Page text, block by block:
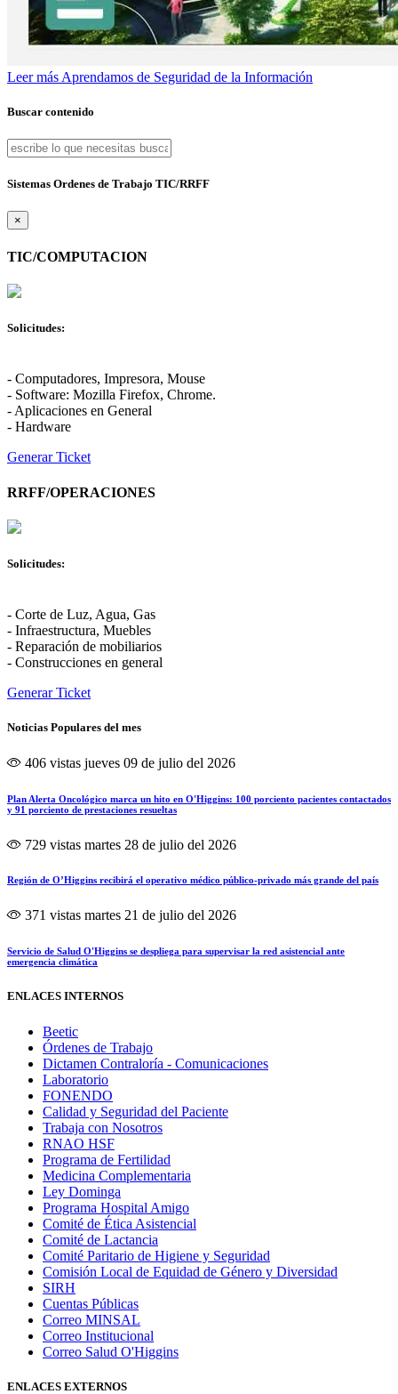
Leer más Aprendamos de Seguridad de la Información
Buscar contenido
Sistemas Ordenes de Trabajo TIC/RRFF
×
TIC/COMPUTACION
Solicitudes:
- Computadores, Impresora, Mouse
- Software: Mozilla Firefox, Chrome.
- Aplicaciones en General
- Hardware
Generar Ticket
RRFF/OPERACIONES
Solicitudes:
- Corte de Luz, Agua, Gas
- Infraestructura, Muebles
- Reparación de mobiliarios
- Construcciones en general
Generar Ticket
Noticias Populares del mes
406 vistas jueves 09 de julio del 2026
Plan Alerta Oncológico marca un hito en O'Higgins: 100 porciento pacientes contactados
y 91 porciento de prestaciones resueltas
729 vistas martes 28 de julio del 2026
Región de O’Higgins recibirá el operativo médico público-privado más grande del país
371 vistas martes 21 de julio del 2026
Servicio de Salud O'Higgins se despliega para supervisar la red asistencial ante
emergencia climática
ENLACES INTERNOS
Beetic
Órdenes de Trabajo
Dictamen Contraloría - Comunicaciones
Laboratorio
FONENDO
Calidad y Seguridad del Paciente
Trabaja con Nosotros
RNAO HSF
Programa de Fertilidad
Medicina Complementaria
Ley Dominga
Programa Hospital Amigo
Comité de Ética Asistencial
Comité de Lactancia
Comité Paritario de Higiene y Seguridad
Comisión Local de Equidad de Género y Diversidad
SIRH
Cuentas Públicas
Correo MINSAL
Correo Institucional
Correo Salud O'Higgins
ENLACES EXTERNOS